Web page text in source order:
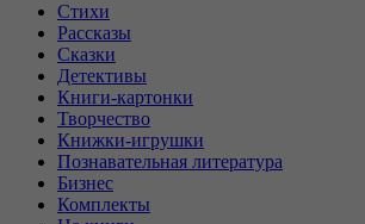
Стихи
Рассказы
Сказки
Детективы
Книги-картонки
Творчество
Книжки-игрушки
Познавательная литература
Бизнес
Комплекты